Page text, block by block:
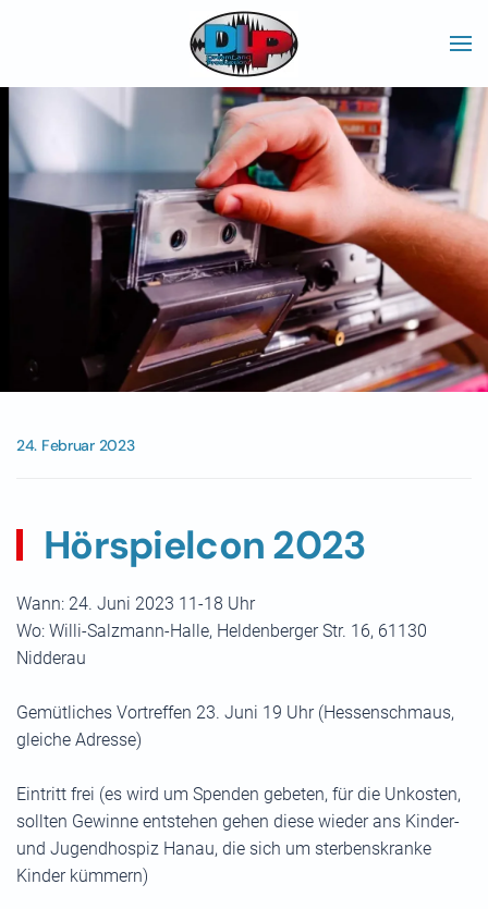
Skip to main content
24. Februar 2023
Hörspielcon 2023
Wann: 24. Juni 2023 11-18 Uhr
Wo: Willi-Salzmann-Halle, Heldenberger Str. 16, 61130
Nidderau
Gemütliches Vortreffen 23. Juni 19 Uhr (Hessenschmaus,
gleiche Adresse)
Eintritt frei (es wird um Spenden gebeten, für die Unkosten,
sollten Gewinne entstehen gehen diese wieder ans Kinder-
und Jugendhospiz Hanau, die sich um sterbenskranke
Kinder kümmern)